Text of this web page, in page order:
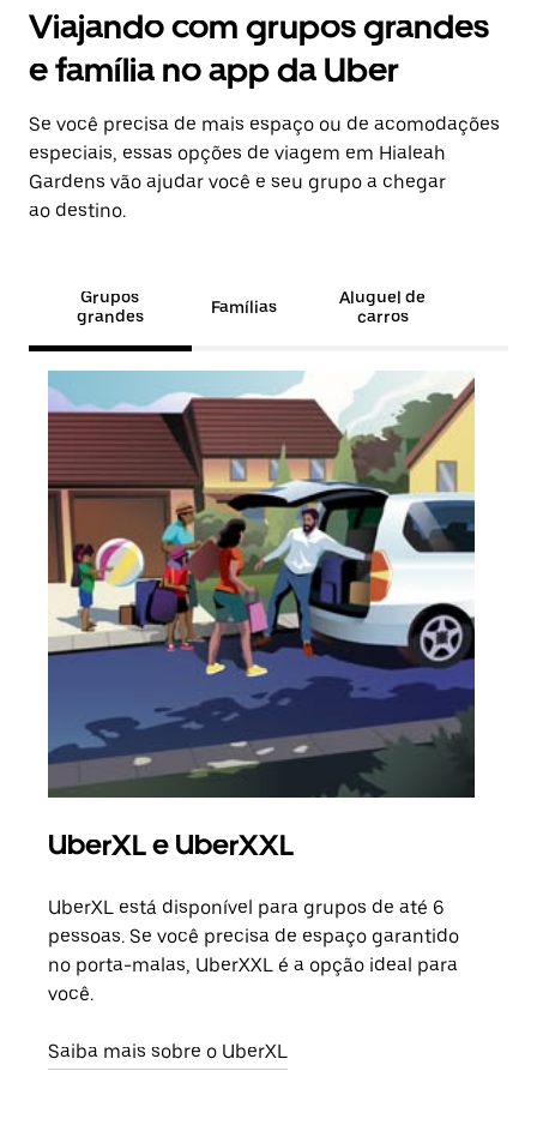
Viajando com grupos grandes
e família no app da Uber
Se você precisa de mais espaço ou de acomodações
especiais, essas opções de viagem em Hialeah
Gardens vão ajudar você e seu grupo a chegar
ao destino.
Grupos
grandes
Famílias
Aluguel de
carros
UberXL e UberXXL
UberXL está disponível para grupos de até 6
pessoas. Se você precisa de espaço garantido
no porta-malas, UberXXL é a opção ideal para
você.
Saiba mais sobre o UberXL